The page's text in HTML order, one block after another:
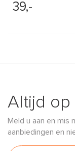
39,-
Altijd op
Meld u aan en mis
aanbiedingen en